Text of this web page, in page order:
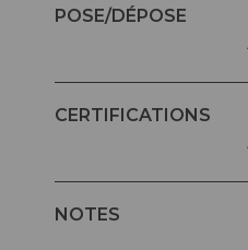
POSE/DÉPOSE
CERTIFICATIONS
NOTES